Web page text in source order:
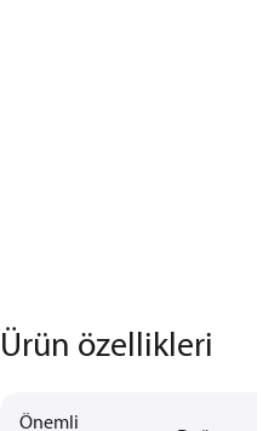
Ürün özellikleri
Önemli